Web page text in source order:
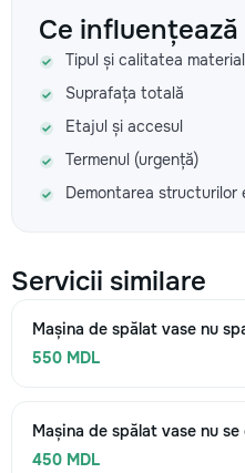
Ce
Tipul și calitatea
Suprafața totală
Etajul și accesul
Termenul (urgență)
Demontarea structurilor
Servicii similare
Mașina de spălat vase nu
550 MDL
Mașina de spălat vase nu
450 MDL